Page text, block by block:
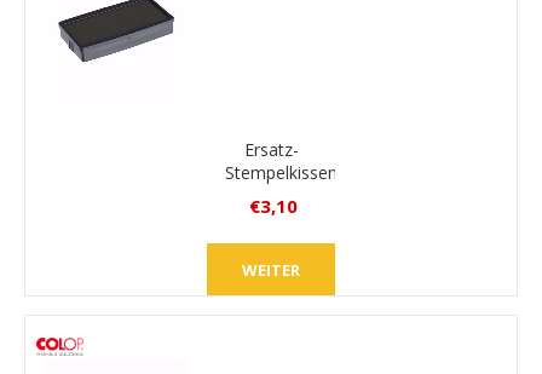
Ersatz-
Stempelkissen
Colop E/20
€3,10
zzgl.
WEITER